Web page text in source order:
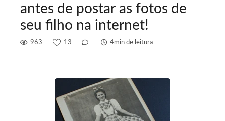
antes de postar as fotos de
seu filho na internet!
963 13 4min de leitura